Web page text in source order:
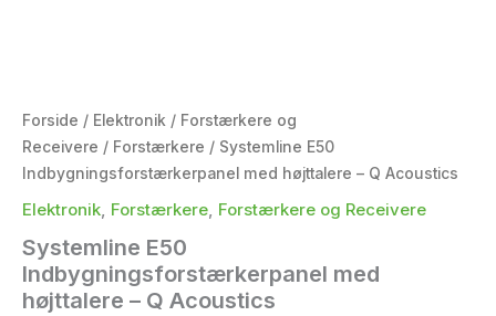
Forside / Elektronik / Forstærkere og
Receivere / Forstærkere / Systemline E50
Indbygningsforstærkerpanel med højttalere – Q Acoustics
Elektronik, Forstærkere, Forstærkere og Receivere
Systemline E50
Indbygningsforstærkerpanel med
højttalere – Q Acoustics